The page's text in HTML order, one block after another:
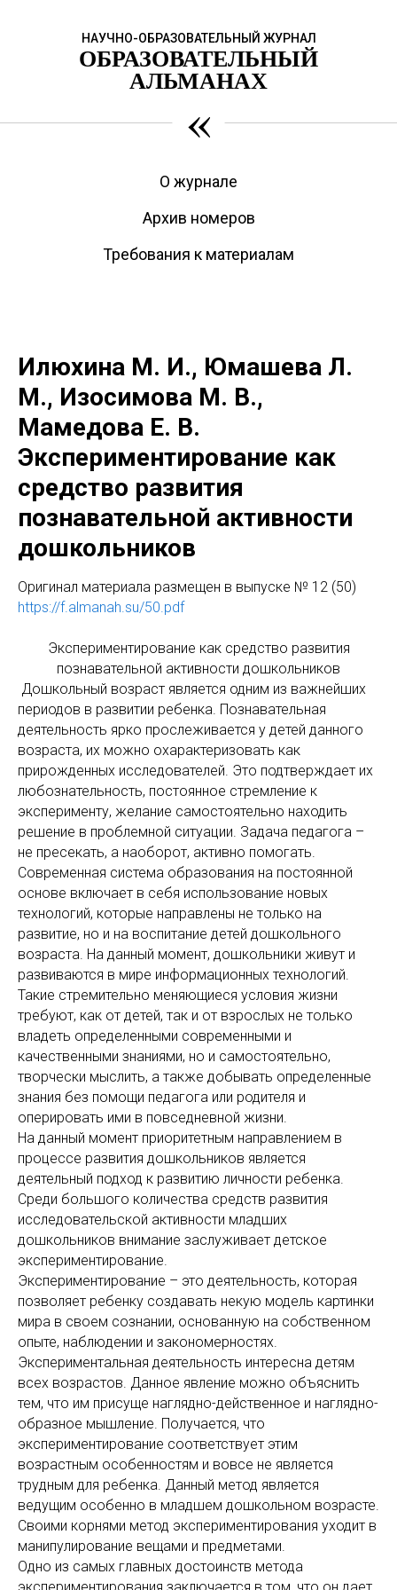
НАУЧНО-ОБРАЗОВАТЕЛЬНЫЙ ЖУРНАЛ
ОБРАЗОВАТЕЛЬНЫЙ
АЛЬМАНАХ
«
О журнале
Архив номеров
Требования к материалам
Илюхина М. И., Юмашева Л.
М., Изосимова М. В.,
Мамедова Е. В.
Экспериментирование как
средство развития
познавательной активности
дошкольников
Оригинал материала размещен в выпуске № 12 (50)
https://f.almanah.su/50.pdf
Экспериментирование как средство развития
познавательной активности дошкольников
Дошкольный возраст является одним из важнейших
периодов в развитии ребенка. Познавательная
деятельность ярко прослеживается у детей данного
возраста, их можно охарактеризовать как
прирожденных исследователей. Это подтверждает их
любознательность, постоянное стремление к
эксперименту, желание самостоятельно находить
решение в проблемной ситуации. Задача педагога –
не пресекать, а наоборот, активно помогать.
Современная система образования на постоянной
основе включает в себя использование новых
технологий, которые направлены не только на
развитие, но и на воспитание детей дошкольного
возраста. На данный момент, дошкольники живут и
развиваются в мире информационных технологий.
Такие стремительно меняющиеся условия жизни
требуют, как от детей, так и от взрослых не только
владеть определенными современными и
качественными знаниями, но и самостоятельно,
творчески мыслить, а также добывать определенные
знания без помощи педагога или родителя и
оперировать ими в повседневной жизни.
На данный момент приоритетным направлением в
процессе развития дошкольников является
деятельный подход к развитию личности ребенка.
Среди большого количества средств развития
исследовательской активности младших
дошкольников внимание заслуживает детское
экспериментирование.
Экспериментирование – это деятельность, которая
позволяет ребенку создавать некую модель картинки
мира в своем сознании, основанную на собственном
опыте, наблюдении и закономерностях.
Экспериментальная деятельность интересна детям
всех возрастов. Данное явление можно объяснить
тем, что им присуще наглядно-действенное и наглядно-
образное мышление. Получается, что
экспериментирование соответствует этим
возрастным особенностям и вовсе не является
трудным для ребенка. Данный метод является
ведущим особенно в младшем дошкольном возрасте.
Своими корнями метод экспериментирования уходит в
манипулирование вещами и предметами.
Одно из самых главных достоинств метода